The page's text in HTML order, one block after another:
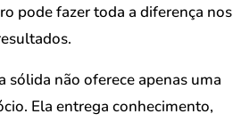
pode fazer toda a diferença nos
sólida não oferece apenas uma
Ela entrega conhecimento,